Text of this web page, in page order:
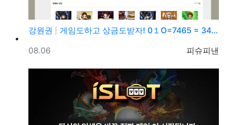
강원권
게임도하고 상금도받자! 0１O=7465 = 3464 …
등록자
피슈피낸
등록일
08.06